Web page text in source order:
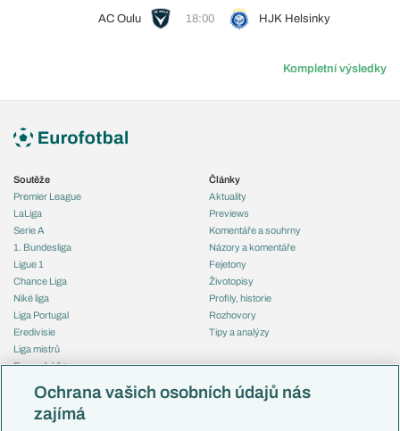
AC Oulu 18:00 HJK Helsinky
Kompletní výsledky
Soutěže
Premier League
LaLiga
Serie A
1. Bundesliga
Ligue 1
Chance Liga
Niké liga
Liga Portugal
Eredivisie
Liga mistrů
Evropská liga
Mistrovství světa
Liga národů
Články
Aktuality
Previews
Komentáře a souhrny
Názory a komentáře
Fejetony
Životopisy
Profily, historie
Rozhovory
Tipy a analýzy
Česko
Ochrana vašich osobních údajů nás
zajímá